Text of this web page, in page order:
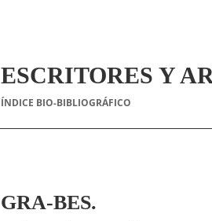
ESCRITORES Y
ÍNDICE BIO-BIBLIOGRÁFICO
GRA-BES.